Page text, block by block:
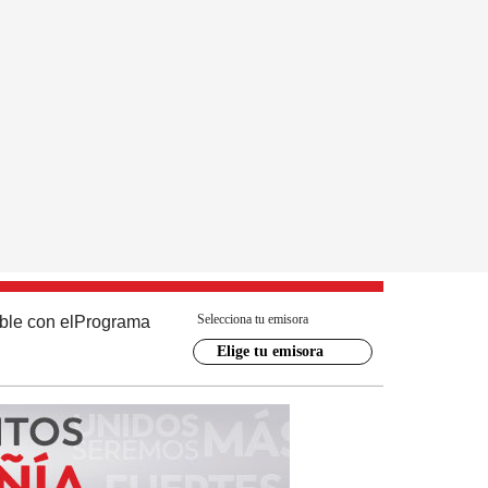
con el Programa Selecciona tu emisora
Elige tu emisora